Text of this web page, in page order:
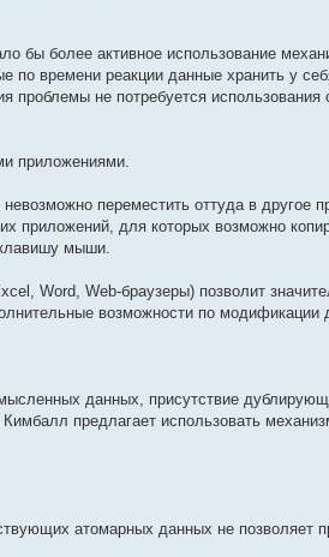
более активное использование
по времени реакции данные хранить у
не потребуется использования
приложениями.
переместить оттуда в другое
приложений, для которых возможно
мыши.
Word, Web-браузеры) позволит
возможности по модификации
данных, присутствие
предлагает использовать
атомарных данных не позволяет